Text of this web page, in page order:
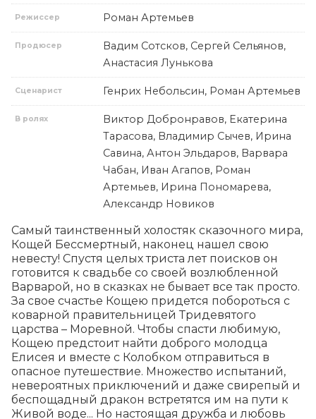
Режиссер Роман Артемьев
Продюсер
Вадим Сотсков, Сергей Сельянов,
Анастасия Лунькова
Сценарист Генрих Небольсин, Роман Артемьев
В ролях
Виктор Добронравов, Екатерина
Тарасова, Владимир Сычев, Ирина
Савина, Антон Эльдаров, Варвара
Чабан, Иван Агапов, Роман
Артемьев, Ирина Пономарева,
Александр Новиков
Самый таинственный холостяк сказочного мира,
Кощей Бессмертный, наконец нашел свою
невесту! Спустя целых триста лет поисков он
готовится к свадьбе со своей возлюбленной
Варварой, но в сказках не бывает все так просто.
За свое счастье Кощею придется побороться с
коварной правительницей Тридевятого
царства – Моревной. Чтобы спасти любимую,
Кощею предстоит найти доброго молодца
Елисея и вместе с Колобком отправиться в
опасное путешествие. Множество испытаний,
невероятных приключений и даже свирепый и
беспощадный дракон встретятся им на пути к
Живой воде... Но настоящая дружба и любовь